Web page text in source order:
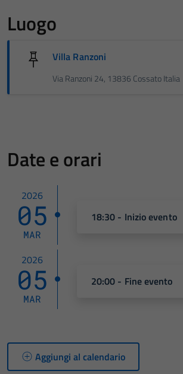
Luogo
Villa Ranzoni
Via Ranzoni 24, 13836 Cossato Italia
Date e orari
2026
05
MAR
18:30 - Inizio evento
2026
05
MAR
20:00 - Fine evento
Aggiungi al calendario